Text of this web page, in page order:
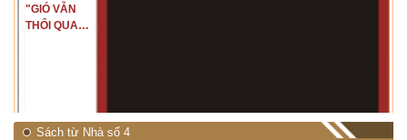
"GIÓ VẪN
THỔI QUA
Sách từ Nhà số 4